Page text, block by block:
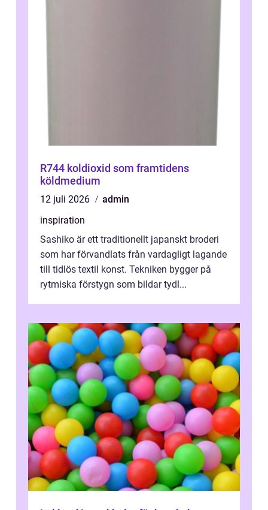
R744 koldioxid som framtidens
köldmedium
12 juli 2026
admin
inspiration
Sashiko är ett traditionellt japanskt broderi
som har förvandlats från vardagligt lagande
till tidlös textil konst. Tekniken bygger på
rytmiska förstygn som bildar tydl...